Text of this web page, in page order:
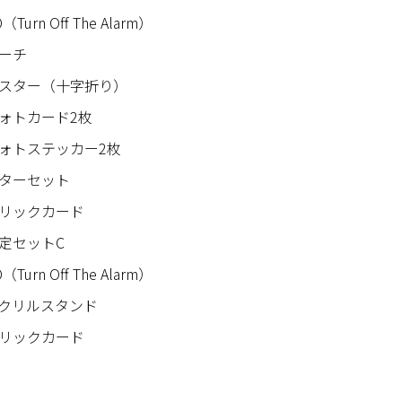
Turn Off The Alarm）
チ
ター（十字折り）
トカード2枚
トステッカー2枚
ーセット
ックカード
セットC
Turn Off The Alarm）
リルスタンド
ックカード